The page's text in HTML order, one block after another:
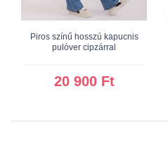
Piros színű hosszú kapucnis
pulóver cipzárral
20 900 Ft